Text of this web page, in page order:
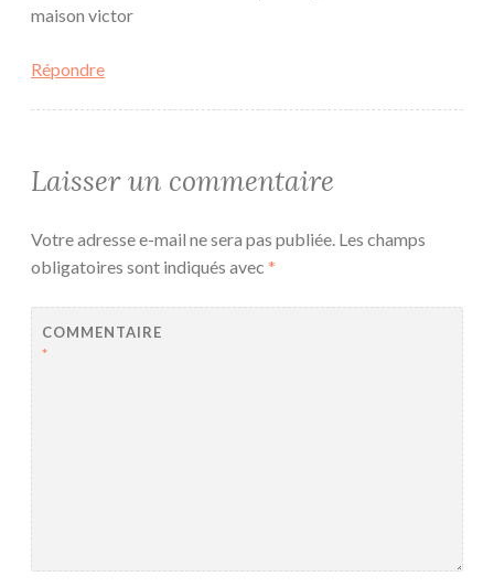
maison victor
Répondre
Laisser un commentaire
Votre adresse e-mail ne sera pas publiée. Les champs
obligatoires sont indiqués avec *
COMMENTAIRE
*